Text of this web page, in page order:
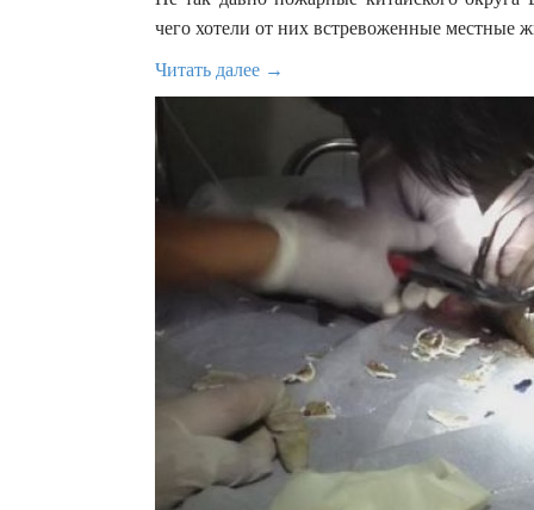
чего хотели от них встревоженные местные
Читать далее →